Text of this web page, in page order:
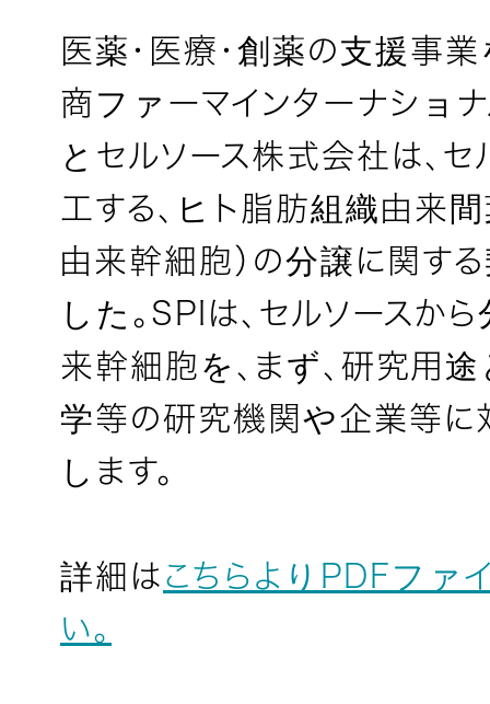
医薬・医療・創薬の支援事
商ファーマインターナショ
とセルソース株式会社は、セ
工する、ヒト脂肪組織由来
由来幹細胞）の分譲に関す
した。SPIは、セルソースか
来幹細胞を、まず、研究用
学等の研究機関や企業等
します。
詳細は こちらよりPDFファ
い。